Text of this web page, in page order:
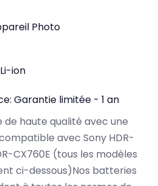
Photo
Li-ion
Garantie limitée - 1 an
haute qualité avec une
avec Sony HDR-
CX760E (tous les modèles
ci-dessous)Nos batteries